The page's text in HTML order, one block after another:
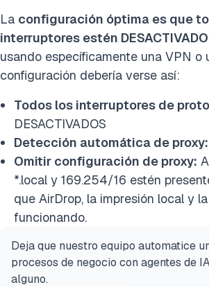
La configuración óptima es que
interruptores estén
usando específicamente una VPN o
configuración debería verse así:
Todos los interruptores de
DESACTIVADOS
Detección automática de proxy:
Omitir configuración de proxy:
*.local y 169.254/16 estén
que AirDrop, la impresión local y
funcionando.
Deja que nuestro equipo automatice
procesos de negocio con agentes de
alguno.